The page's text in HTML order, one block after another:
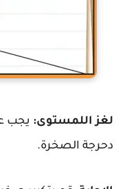
لغز اللمستوى: يجب
دحرجة الصخرة.